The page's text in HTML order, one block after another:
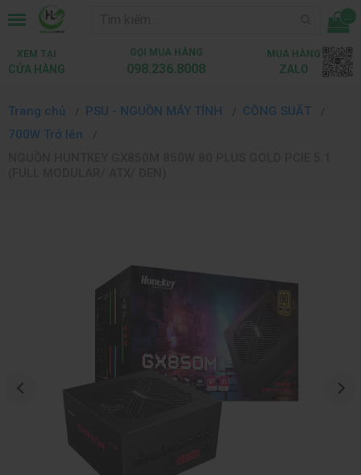
...
XEM TẠI
CỬA HÀNG
GỌI MUA HÀNG
098.236.8008
MUA HÀNG
ZALO
Trang chủ PSU - NGUỒN MÁY TÍNH
CÔNG SUẤT
700W Trở lên